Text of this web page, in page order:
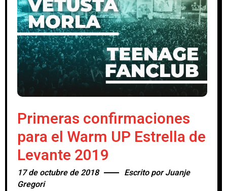
Primeras confirmaciones
para el Warm UP Estrella de
Levante 2019
17 de octubre de 2018 Escrito porJuanje
Gregori